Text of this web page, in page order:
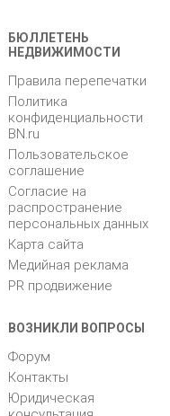
БЮЛЛЕТЕНЬ
НЕДВИЖИМОСТИ
Правила перепечатки
Политика
конфиденциальности
BN.ru
Пользовательское
соглашение
Согласие на
распространение
персональных данных
Карта сайта
Медийная реклама
PR продвижение
ВОЗНИКЛИ ВОПРОСЫ
Форум
Контакты
Юридическая